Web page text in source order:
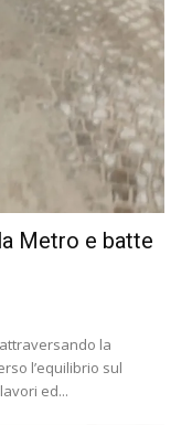
Metro e batte
la
l’equilibrio sul
ed...